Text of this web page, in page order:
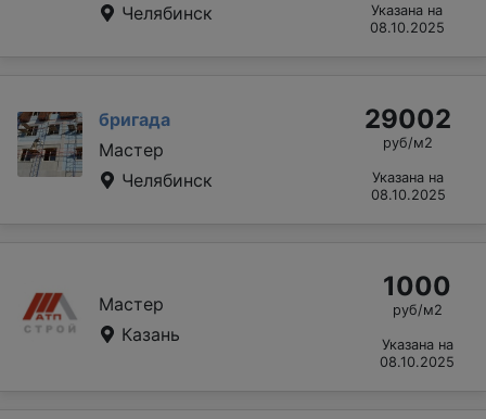
Челябинск
Указана на
08.10.2025
бригада
Мастер
Челябинск
29002
руб/м2
Указана на
08.10.2025
Мастер
Казань
1000
руб/м2
Указана на
08.10.2025